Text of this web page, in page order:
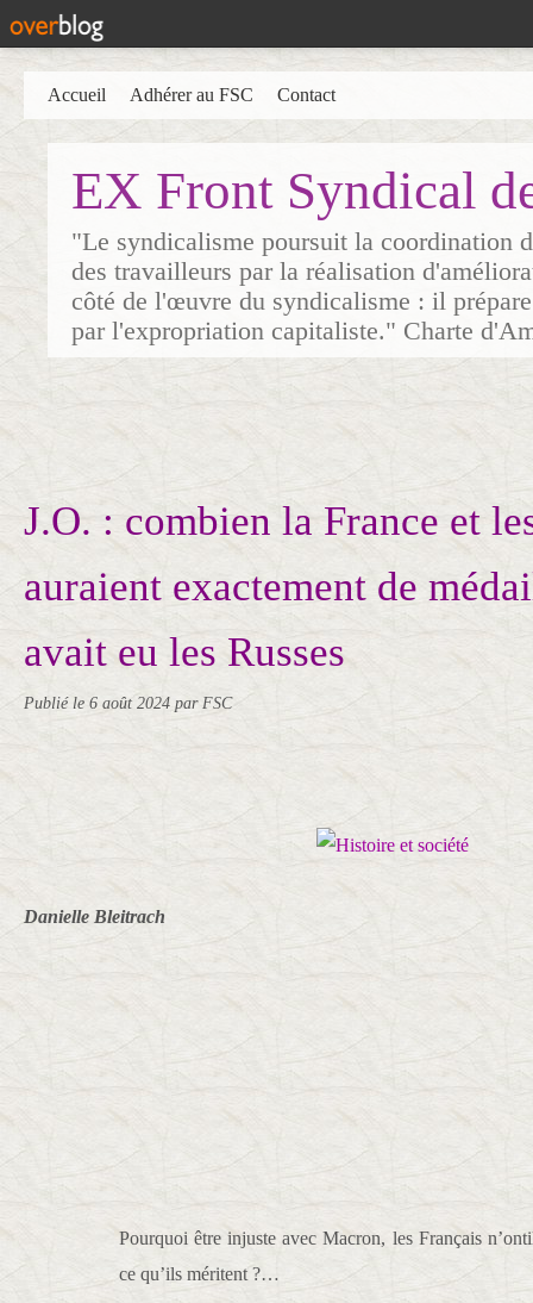
EX Front Syndical
"Le syndicalisme poursuit la coordination
des travailleurs par la réalisation
côté de l'œuvre du syndicalisme : il
par l'expropriation capitaliste." Charte
Accueil Adhérer au FSC Contact
J.O. : combien la France et
auraient exactement de
avait eu les Russes
Publié le 6 août 2024 par FSC
Danielle Bleitrach
Pourquoi être injuste avec Macron, les Français
ce qu’ils méritent ?…